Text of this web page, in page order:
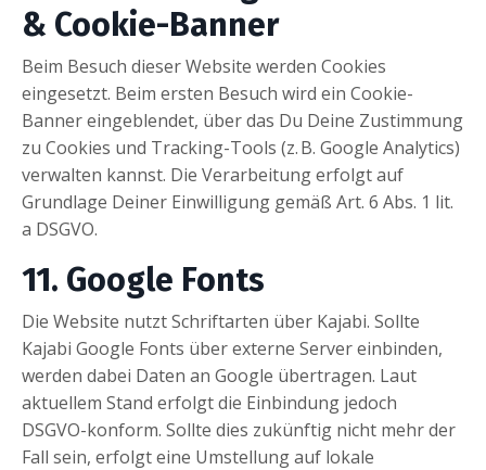
& Cookie-Banner
Beim Besuch dieser Website werden Cookies
eingesetzt. Beim ersten Besuch wird ein Cookie-
Banner eingeblendet, über das Du Deine Zustimmung
zu Cookies und Tracking-Tools (z. B. Google Analytics)
verwalten kannst. Die Verarbeitung erfolgt auf
Grundlage Deiner Einwilligung gemäß Art. 6 Abs. 1 lit.
a DSGVO.
11. Google Fonts
Die Website nutzt Schriftarten über Kajabi. Sollte
Kajabi Google Fonts über externe Server einbinden,
werden dabei Daten an Google übertragen. Laut
aktuellem Stand erfolgt die Einbindung jedoch
DSGVO-konform. Sollte dies zukünftig nicht mehr der
Fall sein, erfolgt eine Umstellung auf lokale